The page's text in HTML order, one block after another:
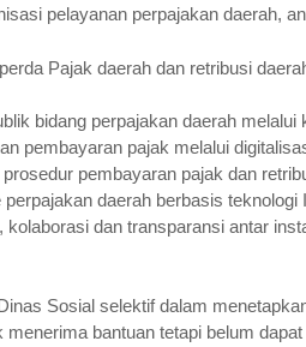
pelayanan perpajakan daerah,
Pajak daerah dan retribusi
bidang perpajakan daerah
pembayaran pajak melalui
pembayaran pajak dan
daerah berbasis teknologi
dan transparansi antar
Sosial selektif dalam
bantuan tetapi belum